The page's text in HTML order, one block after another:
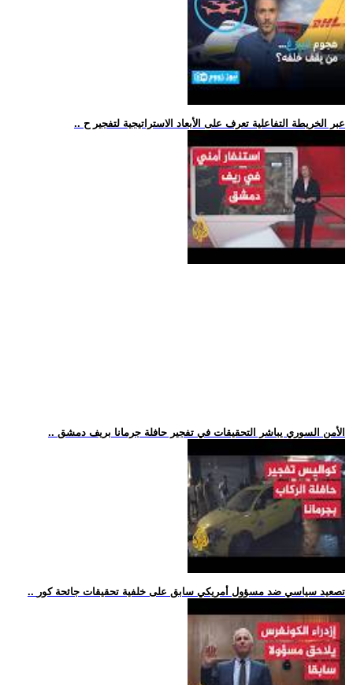
.. عبر الخريطة التفاعلية تعرف على الأبعاد الاستراتيجية لتفجير ح
.. الأمن السوري يباشر التحقيقات في تفجير حافلة جرمانا بريف دمشق
.. تصعيد سياسي ضد مسؤول أمريكي سابق على خلفية تحقيقات جائحة كور